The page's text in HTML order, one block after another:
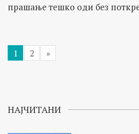
прашање тешко оди без
1 2 »
НАЈЧИТАНИ